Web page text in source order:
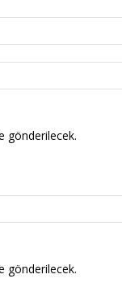
gönderilecek.
gönderilecek.